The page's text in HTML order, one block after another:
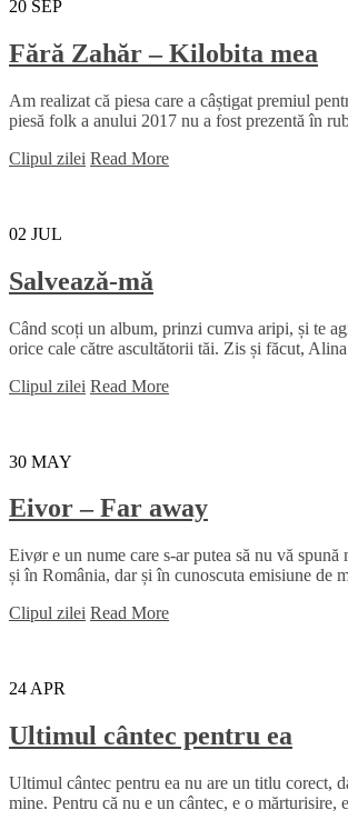
20 SEP
Fără Zahăr – Kilobita mea
Am realizat că piesa care a câștigat premiul
piesă folk a anului 2017 nu a fost prezentă în
Clipul zilei Read More
02 JUL
Salvează-mă
Când scoți un album, prinzi cumva aripi, și te
orice cale către ascultătorii tăi. Zis și făcut,
Clipul zilei Read More
30 MAY
Eivor – Far away
Eivør e un nume care s-ar putea să nu vă spună
și în România, dar și în cunoscuta emisiune de
Clipul zilei Read More
24 APR
Ultimul cântec pentru ea
Ultimul cântec pentru ea nu are un titlu corect,
mine. Pentru că nu e un cântec, e o mărturisire,